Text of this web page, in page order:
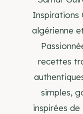
Inspirations
algérienne
recettes
simples,
inspirées